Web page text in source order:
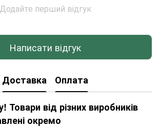
Додайте перший відгук
Написати відгук
Доставка Оплата
Товари від різних виробників
окремо